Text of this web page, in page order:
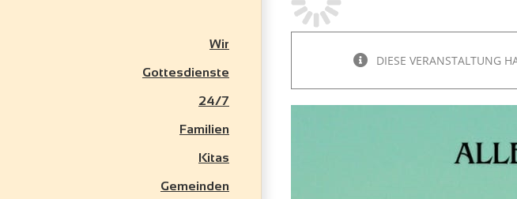
Wir
Gottesdienste
24/7
Familien
Kitas
Gemeinden
DIESE VERANSTALTUNG